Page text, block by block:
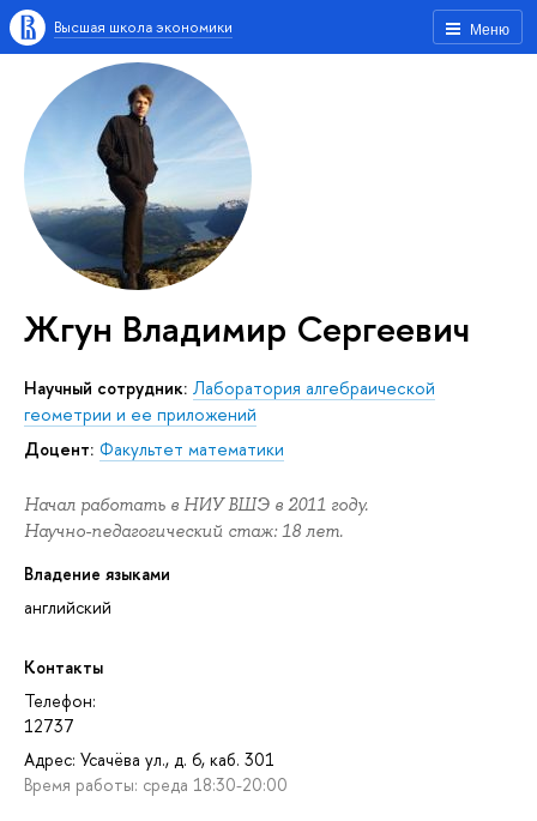
Меню
Высшая школа экономики
Жгун Владимир Сергеевич
Научный сотрудник: Лаборатория алгебраической
геометрии и ее приложений
Доцент: Факультет математики
Начал работать в НИУ ВШЭ в 2011 году.
Научно-педагогический стаж: 18 лет.
Владение языками
английский
Контакты
Телефон:
12737
Адрес: Усачёва ул., д. 6, каб. 301
Время работы: среда 18:30-20:00